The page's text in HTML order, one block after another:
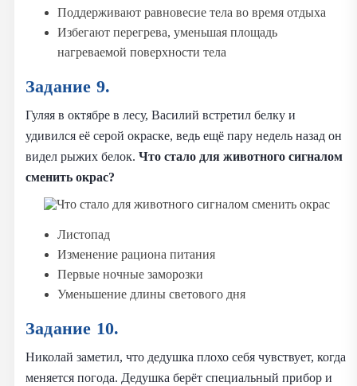
Поддерживают равновесие тела во время отдыха
Избегают перегрева, уменьшая площадь
нагреваемой поверхности тела
Задание 9.
Гуляя в октябре в лесу, Василий встретил белку и
удивился её серой окраске, ведь ещё пару недель назад он
видел рыжих белок. Что стало для животного сигналом
сменить окрас?
Листопад
Изменение рациона питания
Первые ночные заморозки
Уменьшение длины светового дня
Задание 10.
Николай заметил, что дедушка плохо себя чувствует, когда
меняется погода. Дедушка берёт специальный прибор и